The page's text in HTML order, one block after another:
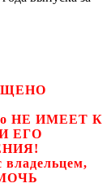
НЕ ИМЕЕТ К
ЕГО
владельцем,